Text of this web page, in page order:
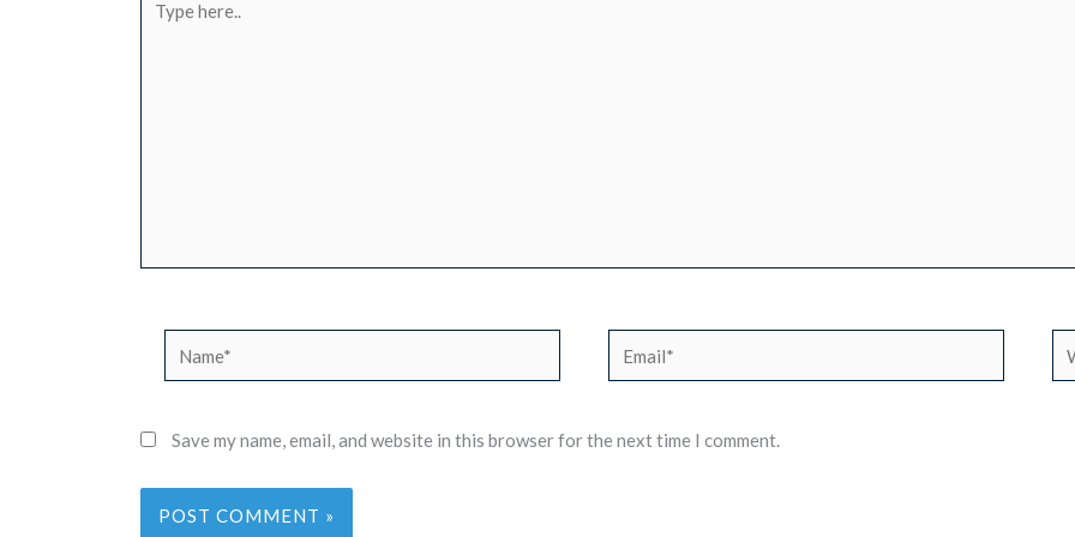
here..
Save my name, email, and website in this browser for the next time I comment.